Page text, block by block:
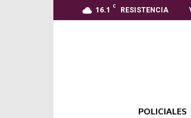
16.1 C
RESISTENCIA
POLICIALES